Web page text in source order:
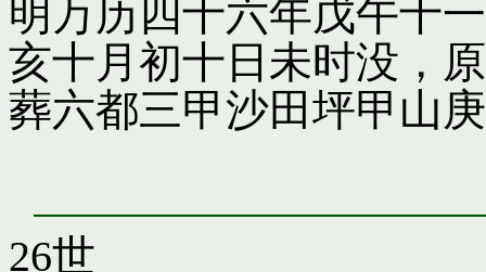
明万历四十六年戊午十
亥十月初十日未时没，
葬六都三甲沙田坪甲山
26世